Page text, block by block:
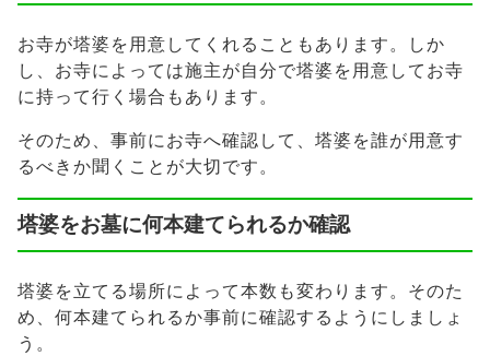
お寺が塔婆を用意してくれることもあります。しか
し、お寺によっては施主が自分で塔婆を用意してお寺
に持って行く場合もあります。
そのため、事前にお寺へ確認して、塔婆を誰が用意す
るべきか聞くことが大切です。
塔婆をお墓に何本建てられるか確認
塔婆を立てる場所によって本数も変わります。そのた
め、何本建てられるか事前に確認するようにしましょ
う。